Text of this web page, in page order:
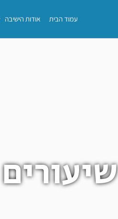
עמוד הבית אודות הישיבה